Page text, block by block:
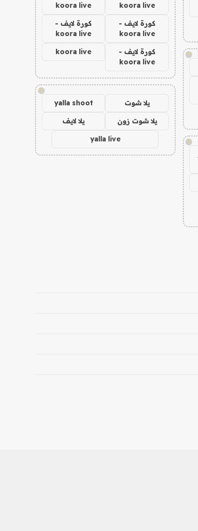
!
!
koora live
koora live
كورة لايف -
koora live
كورة لايف -
koora live
كورة لايف -
koora live
koora live
!
يلا شوت yalla shoot
يلا شوت زون يلا لايف
yalla live